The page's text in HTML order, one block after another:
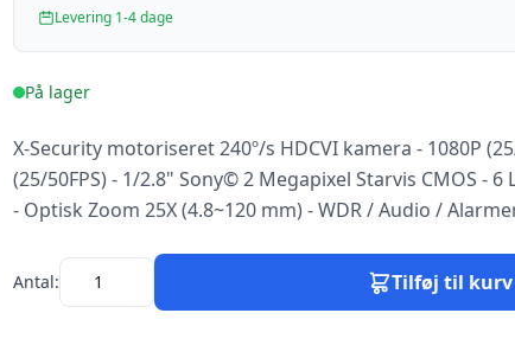
Levering 1-4 dage
På lager
X-Security motoriseret 240º/s HDCVI kamera - 1080P
(25/50FPS) - 1/2.8" Sony© 2 Megapixel Starvis CMOS - 6
- Optisk Zoom 25X (4.8~120 mm) - WDR / Audio /
Antal: Tilføj til kurv